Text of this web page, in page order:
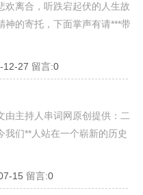
欢离合，听跌宕起伏的人生故
神的寄托，下面掌声有请***带
12-27 留言:0
由主持人串词网原创提供：二
们**人站在一个崭新的历史
15 留言:0